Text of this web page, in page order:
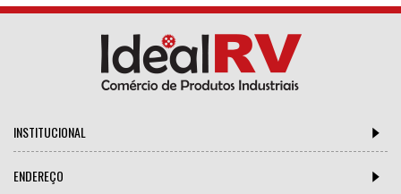
INSTITUCIONAL
ENDEREÇO